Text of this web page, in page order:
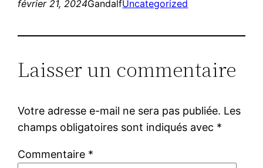
février 21, 2024GandalfUncategorized
Laisser un commentaire
Votre adresse e-mail ne sera pas publiée. Les
champs obligatoires sont indiqués avec *
Commentaire *